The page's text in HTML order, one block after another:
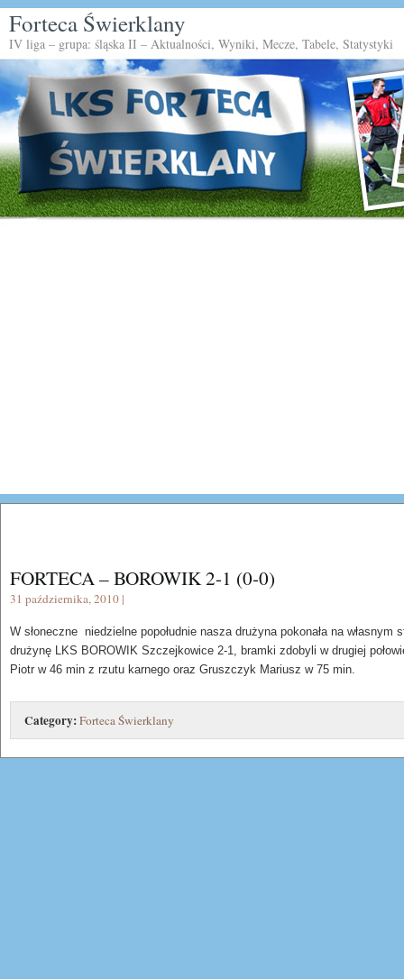
Forteca Świerklany
IV liga – grupa: śląska II – Aktualności, Wyniki, Mecze, Tabele, Statystyki
FORTECA – BOROWIK 2-1 (0-0)
31 października, 2010 |
W słoneczne niedzielne popołudnie nasza drużyna pokonała na własnym
drużynę LKS BOROWIK Szczejkowice 2-1, bramki zdobyli w drugiej
Piotr w 46 min z rzutu karnego oraz Gruszczyk Mariusz w 75 min.
Category:Forteca Świerklany